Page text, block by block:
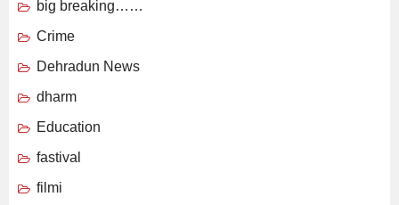
big breaking……
Crime
Dehradun News
dharm
Education
fastival
filmi